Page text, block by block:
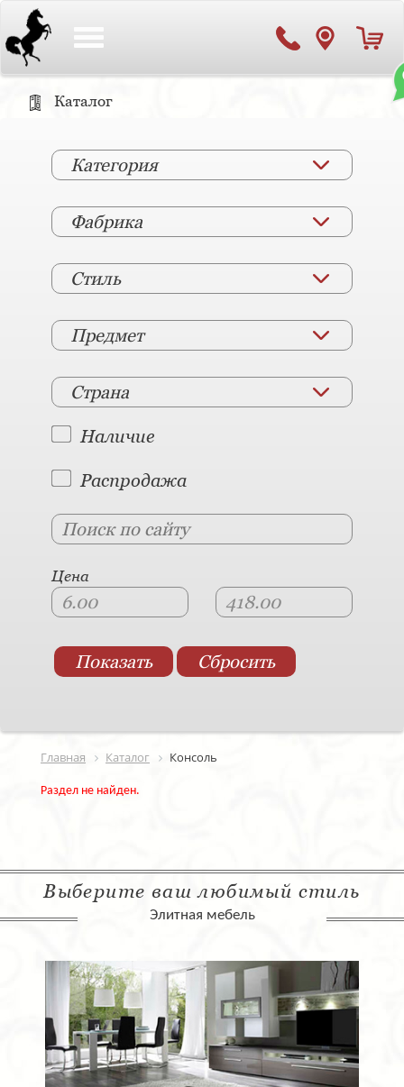
Каталог
Категория
Фабрика
Стиль
Предмет
Страна
Наличие
Распродажа
Цена
Главная Каталог Консоль
Раздел не найден.
Выберите ваш любимый стиль
Элитная мебель